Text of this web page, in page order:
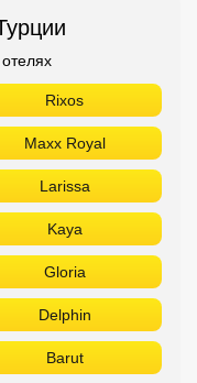
Rixos
Maxx Royal
Larissa
Kaya
Gloria
Delphin
Barut